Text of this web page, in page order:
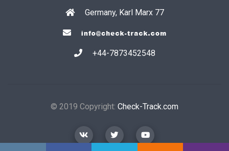
Germany, Karl Marx 77
+44-7873452548
© 2019 Copyright: Check-Track.com